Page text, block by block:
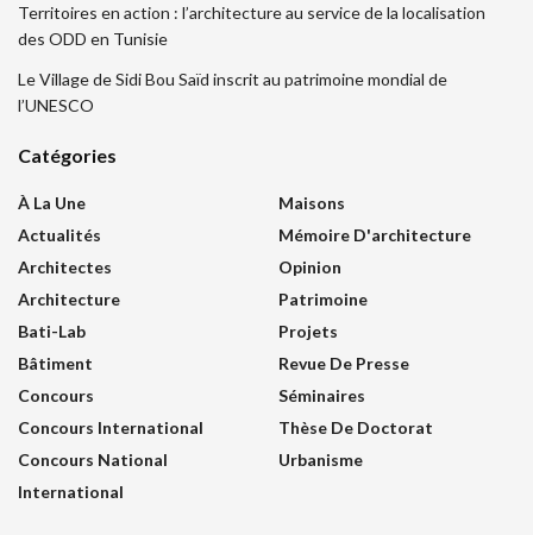
Territoires en action : l’architecture au service de la localisation
des ODD en Tunisie
Le Village de Sidi Bou Saïd inscrit au patrimoine mondial de
l’UNESCO
Catégories
À La Une
Actualités
Architectes
Architecture
Bati-Lab
Bâtiment
Concours
Concours International
Concours National
International
Maisons
Mémoire D'architecture
Opinion
Patrimoine
Projets
Revue De Presse
Séminaires
Thèse De Doctorat
Urbanisme